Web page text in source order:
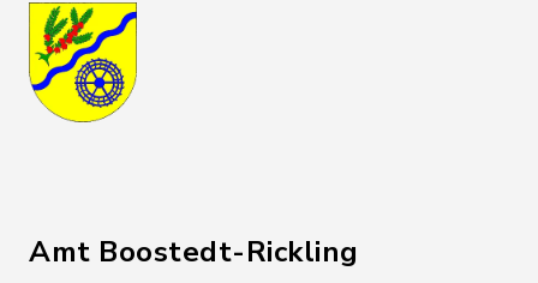
Amt Boostedt-Rickling